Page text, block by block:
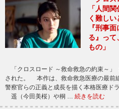
「人間
く難し
『刑事
る』って
もの」
「クロスロード ～救命救急の約束～」
された。 本作は、救命救急医療の最前
警察官らの正義と成長を描く本格医療ド
遥（今田美桜）や桐 … 続きを読む